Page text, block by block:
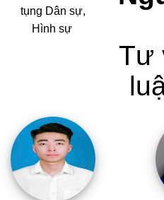
tụng Dân sự,
Hình sự
Tư